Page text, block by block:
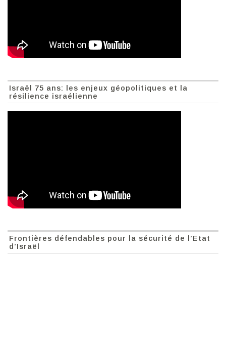
Israël 75 ans: les enjeux géopolitiques et la
résilience israélienne
Frontières défendables pour la sécurité de l’Etat
d’Israël